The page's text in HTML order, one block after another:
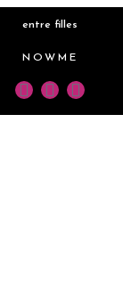
entre filles
NOWME